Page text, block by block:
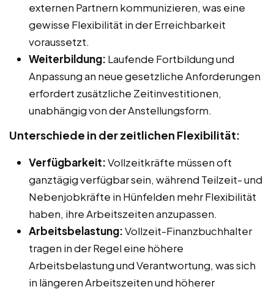
externen Partnern kommunizieren, was eine
gewisse Flexibilität in der Erreichbarkeit
voraussetzt.
Weiterbildung: Laufende Fortbildung und
Anpassung an neue gesetzliche Anforderungen
erfordert zusätzliche Zeitinvestitionen,
unabhängig von der Anstellungsform.
Unterschiede in der zeitlichen Flexibilität:
Verfügbarkeit:Vollzeitkräfte müssen oft
ganztägig verfügbar sein, während Teilzeit- und
Nebenjobkräfte in Hünfelden mehr Flexibilität
haben, ihre Arbeitszeiten anzupassen.
Arbeitsbelastung:Vollzeit-Finanzbuchhalter
tragen in der Regel eine höhere
Arbeitsbelastung und Verantwortung, was sich
in längeren Arbeitszeiten und höherer